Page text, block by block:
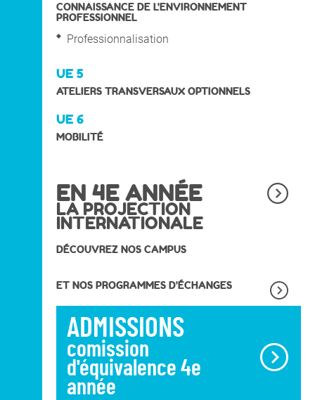
CONNAISSANCE DE L'ENVIRONNEMENT
PROFESSIONNEL
Professionnalisation
UE 5
ATELIERS TRANSVERSAUX OPTIONNELS
UE 6
MOBILITÉ
EN 4E ANNÉE
LA PROJECTION
INTERNATIONALE
DÉCOUVREZ NOS CAMPUS
ET NOS PROGRAMMES D'ÉCHANGES
ADMISSIONS
comission
d'équivalence 4e
année